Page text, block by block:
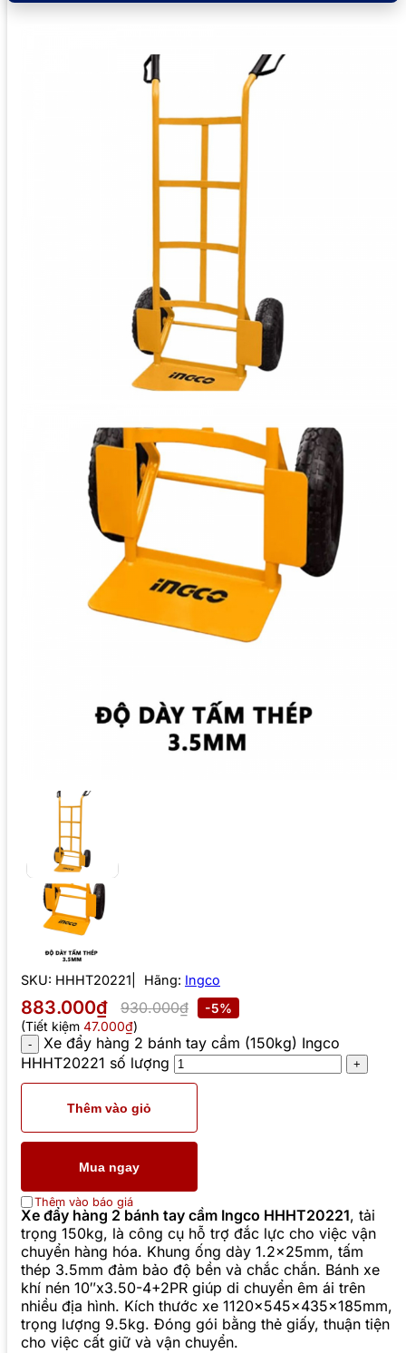
SKU: HHHT20221 Hãng: Ingco
883.000₫ 930.000₫
-5%
(Tiết kiệm 47.000₫)
Xe đẩy hàng 2 bánh tay cầm (150kg) Ingco
HHHT20221 số lượng
Thêm vào giỏ
Mua ngay
Thêm vào báo giá
Xe đẩy hàng 2 bánh tay cầm Ingco HHHT20221, tải
trọng 150kg, là công cụ hỗ trợ đắc lực cho việc vận
chuyển hàng hóa. Khung ống dày 1.2x25mm, tấm
thép 3.5mm đảm bảo độ bền và chắc chắn. Bánh xe
khí nén 10″x3.50-4+2PR giúp di chuyển êm ái trên
nhiều địa hình. Kích thước xe 1120x545x435x185mm,
trọng lượng 9.5kg. Đóng gói bằng thẻ giấy, thuận tiện
cho việc cất giữ và vận chuyển.